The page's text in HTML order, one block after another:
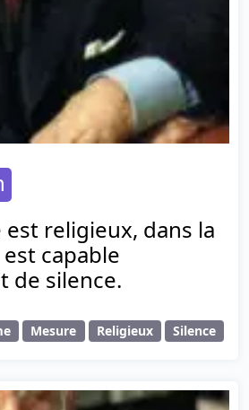
religieux, dans la
capable
de silence.
Mesure Religieux Silence